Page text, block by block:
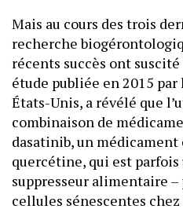
Mais au cours des trois
recherche
récents succès ont
étude publiée en 2015
États-Unis, a révélé que
combinaison de
dasatinib, un
quercétine, qui est
suppresseur alimentaire
cellules sénescentes